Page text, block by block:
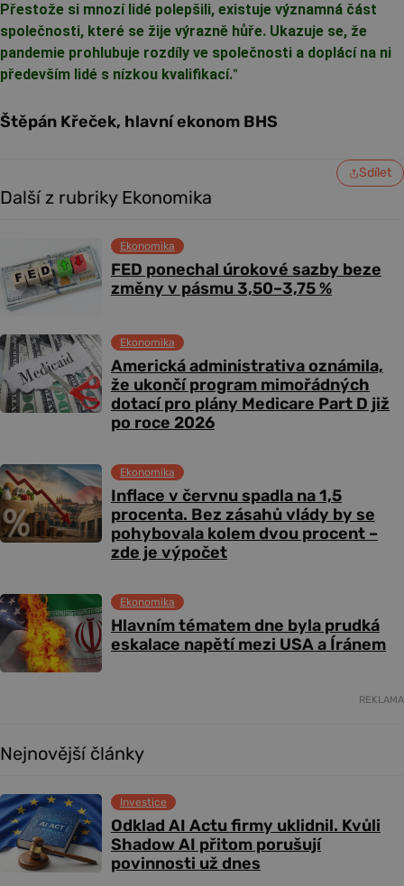
Přestože si mnozí lidé polepšili, existuje významná část
společnosti, které se žije výrazně hůře. Ukazuje se, že
pandemie prohlubuje rozdíly ve společnosti a doplácí na ni
především lidé s nízkou kvalifikací."
Štěpán Křeček, hlavní ekonom BHS
Sdílet
Další z rubriky Ekonomika
FED ponechal úrokové sazby beze
změny v pásmu 3,50–3,75 %
Ekonomika
Americká administrativa oznámila,
že ukončí program mimořádných
dotací pro plány Medicare Part D již
po roce 2026
Ekonomika
Inflace v červnu spadla na 1,5
procenta. Bez zásahů vlády by se
pohybovala kolem dvou procent –
zde je výpočet
Ekonomika
Hlavním tématem dne byla prudká
eskalace napětí mezi USA a Íránem
Ekonomika
REKLAMA
Nejnovější články
Odklad AI Actu firmy uklidnil. Kvůli
Shadow AI přitom porušují
povinnosti už dnes
Investice